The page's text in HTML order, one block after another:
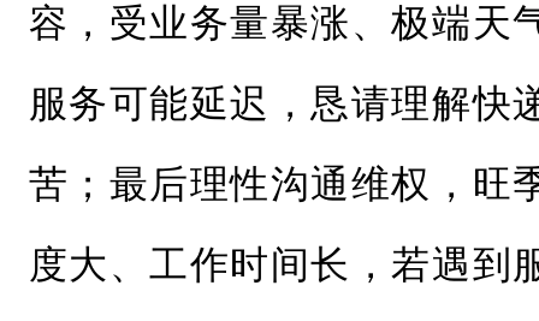
容，受业务量暴涨、极端天
服务可能延迟，恳请理解快
苦；最后理性沟通维权，旺
度大、工作时间长，若遇到